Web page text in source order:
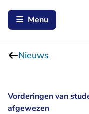
Menu
Nieuws
Vorderingen van
afgewezen